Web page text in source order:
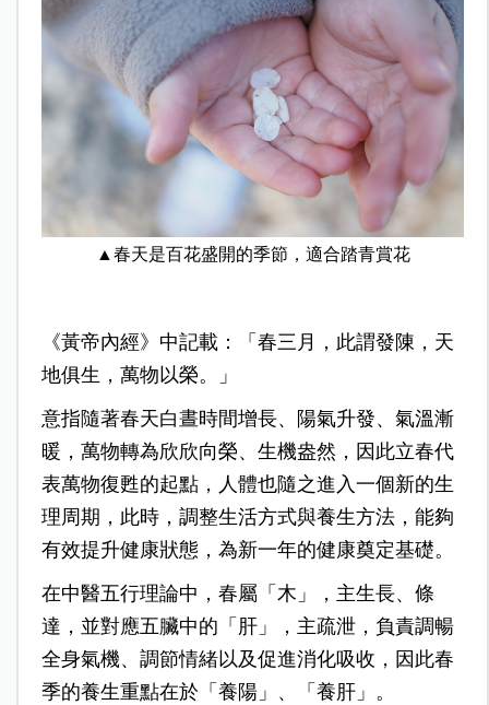
▲春天是百花盛開的季節，適合踏青賞花
《黃帝內經》中記載：「春三月，此謂發陳，天
地俱生，萬物以榮。」
意指隨著春天白晝時間增長、陽氣升發、氣溫漸
暖，萬物轉為欣欣向榮、生機盎然，因此立春代
表萬物復甦的起點，人體也隨之進入一個新的生
理周期，此時，調整生活方式與養生方法，能夠
有效提升健康狀態，為新一年的健康奠定基礎。
在中醫五行理論中，春屬「木」，主生長、條
達，並對應五臟中的「肝」，主疏泄，負責調暢
全身氣機、調節情緒以及促進消化吸收，因此春
季的養生重點在於「養陽」、「養肝」。